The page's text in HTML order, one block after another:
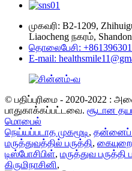
முகவரி: B2-1209,
Liaocheng நகரம்,
தொலைபேசி:
E-mail:
© பதிப்புரிமை - 2020-2022 :
பாதுகாக்கப்பட்டவை. சூடான
மொபைல்
நெய்யப்படாத முகமூடி, தன்னைப்
மருத்துவத்தில் பருத்தி,
டிஸ்போசிபிள், மருத்துவ பருத்தி
கிருமிநாசினி,